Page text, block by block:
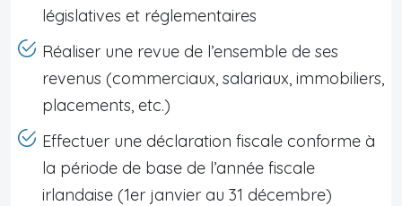
législatives et réglementaires
Réaliser une revue de l’ensemble de ses
revenus (commerciaux, salariaux, immobiliers,
placements, etc.)
Effectuer une déclaration fiscale conforme à
la période de base de l’année fiscale
irlandaise (1er janvier au 31 décembre)